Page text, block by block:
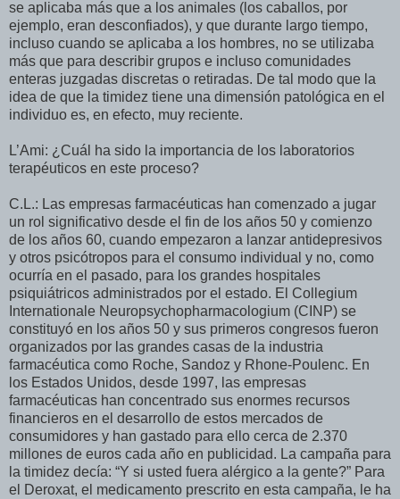
se aplicaba más que a los animales (los caballos, por
ejemplo, eran desconfiados), y que durante largo tiempo,
incluso cuando se aplicaba a los hombres, no se utilizaba
más que para describir grupos e incluso comunidades
enteras juzgadas discretas o retiradas. De tal modo que la
idea de que la timidez tiene una dimensión patológica en el
individuo es, en efecto, muy reciente.
L’Ami: ¿Cuál ha sido la importancia de los laboratorios
terapéuticos en este proceso?
C.L.: Las empresas farmacéuticas han comenzado a jugar
un rol significativo desde el fin de los años 50 y comienzo
de los años 60, cuando empezaron a lanzar antidepresivos
y otros psicótropos para el consumo individual y no, como
ocurría en el pasado, para los grandes hospitales
psiquiátricos administrados por el estado. El Collegium
Internationale Neuropsychopharmacologium (CINP) se
constituyó en los años 50 y sus primeros congresos fueron
organizados por las grandes casas de la industria
farmacéutica como Roche, Sandoz y Rhone-Poulenc. En
los Estados Unidos, desde 1997, las empresas
farmacéuticas han concentrado sus enormes recursos
financieros en el desarrollo de estos mercados de
consumidores y han gastado para ello cerca de 2.370
millones de euros cada año en publicidad. La campaña para
la timidez decía: “Y si usted fuera alérgico a la gente?” Para
el Deroxat, el medicamento prescrito en esta campaña, le ha